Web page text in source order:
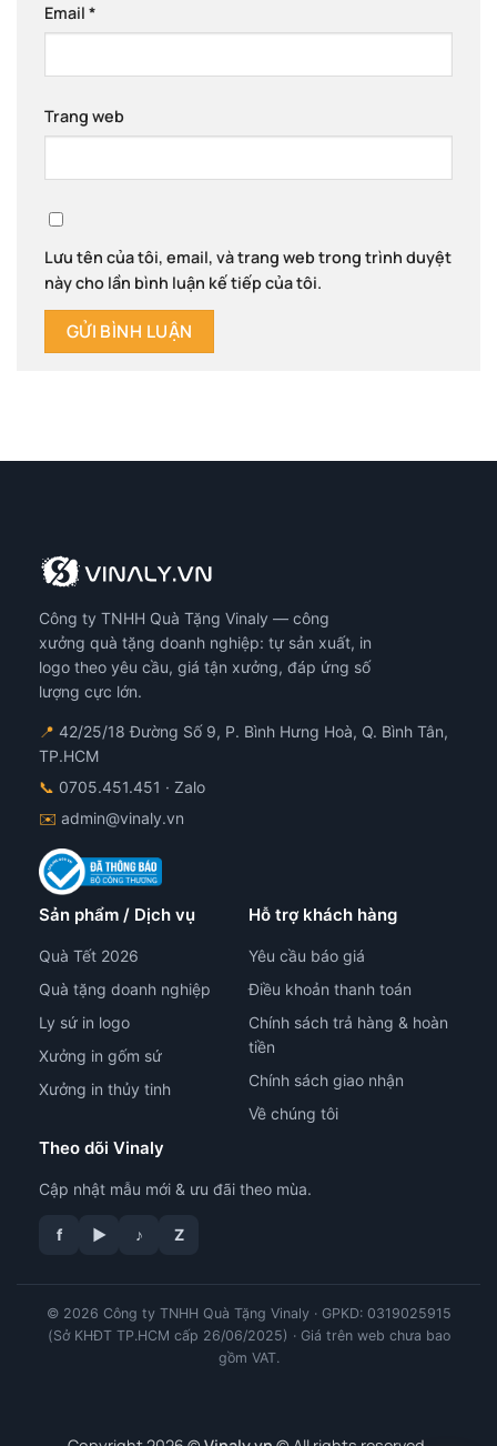
Email *
Trang web
Lưu tên của tôi, email, và trang web trong trình duyệt
này cho lần bình luận kế tiếp của tôi.
Công ty TNHH Quà Tặng Vinaly — công
xưởng quà tặng doanh nghiệp: tự sản xuất, in
logo theo yêu cầu, giá tận xưởng, đáp ứng số
lượng cực lớn.
📍 42/25/18 Đường Số 9, P. Bình Hưng Hoà, Q. Bình Tân,
TP.HCM
📞 0705.451.451 · Zalo
✉️ admin@vinaly.vn
Sản phẩm / Dịch vụ
Quà Tết 2026
Quà tặng doanh nghiệp
Ly sứ in logo
Xưởng in gốm sứ
Xưởng in thủy tinh
Hỗ trợ khách hàng
Yêu cầu báo giá
Điều khoản thanh toán
Chính sách trả hàng & hoàn
tiền
Chính sách giao nhận
Về chúng tôi
Theo dõi Vinaly
Cập nhật mẫu mới & ưu đãi theo mùa.
f ▶ ♪ Z
© 2026 Công ty TNHH Quà Tặng Vinaly · GPKD: 0319025915
(Sở KHĐT TP.HCM cấp 26/06/2025) · Giá trên web chưa bao
gồm VAT.
tư vấn công nghệ in